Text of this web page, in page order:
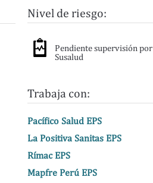
Nivel de riesgo:
Pendiente supervisión por
Susalud
Trabaja con:
Pacífico Salud EPS
La Positiva Sanitas EPS
Rímac EPS
Mapfre Perú EPS